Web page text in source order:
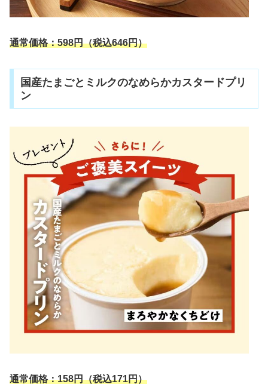
通常価格：598円（税込646円）
国産たまごとミルクのなめらかカスタードプリ
ン
通常価格：158円（税込171円）